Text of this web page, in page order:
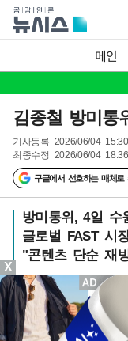
메인
김종철 방미통
기사등록 2026/06/04
최종수정 2026/06/04
구글에서 선호하는 매체로
방미통위, 4일 수
글로벌 FAST 시
"콘텐츠 단순 재
X